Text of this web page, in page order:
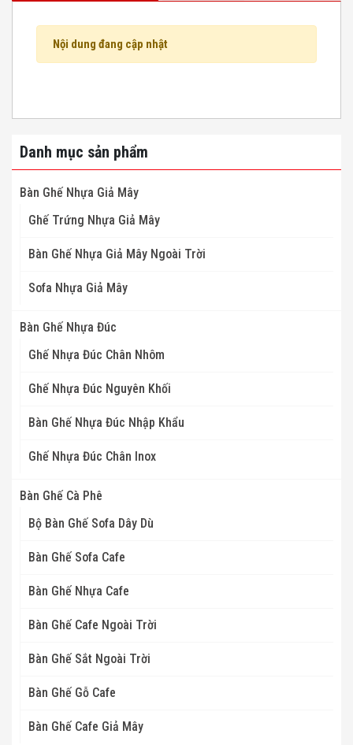
Nội dung đang cập nhật
Danh mục sản phẩm
Bàn Ghế Nhựa Giả Mây
Ghế Trứng Nhựa Giả Mây
Bàn Ghế Nhựa Giả Mây Ngoài Trời
Sofa Nhựa Giả Mây
Bàn Ghế Nhựa Đúc
Ghế Nhựa Đúc Chân Nhôm
Ghế Nhựa Đúc Nguyên Khối
Bàn Ghế Nhựa Đúc Nhập Khẩu
Ghế Nhựa Đúc Chân Inox
Bàn Ghế Cà Phê
Bộ Bàn Ghế Sofa Dây Dù
Bàn Ghế Sofa Cafe
Bàn Ghế Nhựa Cafe
Bàn Ghế Cafe Ngoài Trời
Bàn Ghế Sắt Ngoài Trời
Bàn Ghế Gỗ Cafe
Bàn Ghế Cafe Giả Mây